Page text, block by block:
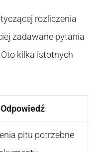
rozliczenia
zadawane pytania
kilka istotnych
Odpowiedź
pitu potrzebne